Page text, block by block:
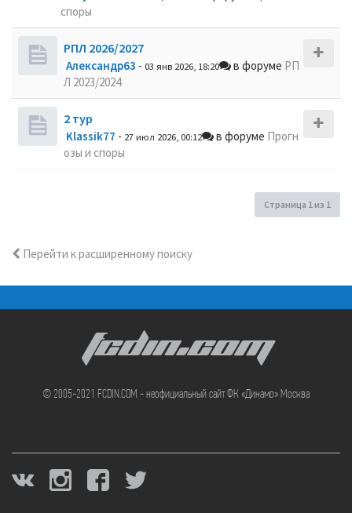
споры
РПЛ 2026/2027
Александр63 - 03 янв 2026, 18:20 в форуме РП
Л 2023/2024
2 тур
Klassik77 - 27 июл 2026, 00:12 в форуме Прогн
озы и споры
Страница 1из 1
Перейти к расширенному поиску
FCDIN.COM
© 2005-2021 FCDIN.COM - неофициальный сайт ФК «Динамо» Москва